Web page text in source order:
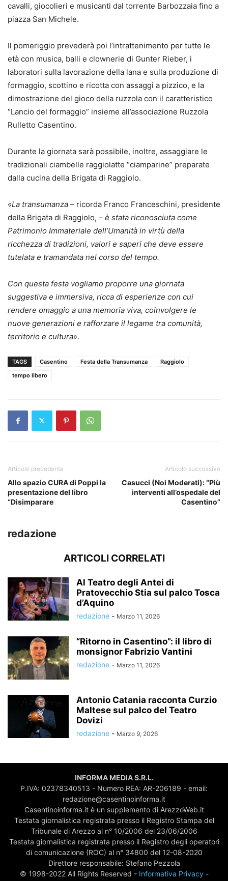
cavalli, giocolieri e musicanti dal torrente Barbozzaia fino a
piazza San Michele.
Il pomeriggio prevederà poi l’intrattenimento per tutte le
età con musica, balli e clownerie di Gunter Rieber, i
laboratori sulla lavorazione della lana e sulla produzione di
formaggio, scottino e ricotta con assaggi a pizzico, e la
dimostrazione del gioco della ruzzola con il caratteristico
“Lancio del formaggio” insieme all’associazione Ruzzola
Rulletto Casentino.
Durante la giornata sarà possibile, inoltre, assaggiare le
tradizionali ciambelle raggiolatte “ciamparine” preparate
dalla cucina della Brigata di Raggiolo.
«La transumanza – ricorda Franco Franceschini, presidente
della Brigata di Raggiolo, – è stata riconosciuta come
Patrimonio Immateriale dell’Umanità in virtù della
ricchezza di tradizioni, valori e saperi che deve essere
tutelata e tramandata nel corso del tempo.
Con questa festa vogliamo proporre una giornata
suggestiva e immersiva, ricca di esperienze con cui
rendere omaggio a una memoria viva, coinvolgere le
nuove generazioni e rafforzare il legame tra comunità,
territorio e cultura».
TAGS Casentino Festa della Transumanza
Raggiolo
tempo libero
Articolo precedente
Allo spazio CURA di Poppi la
presentazione del libro
“Disimparare
Articolo successivo
Casucci (Noi Moderati): “Più
interventi all’ospedale del
Casentino”
redazione
ARTICOLI CORRELATI
Al Teatro degli Antei di
Pratovecchio Stia sul palco Tosca
d’Aquino
redazione - Marzo 11, 2026
“Ritorno in Casentino”: il libro di
monsignor Fabrizio Vantini
redazione - Marzo 11, 2026
Antonio Catania racconta Curzio
Maltese sul palco del Teatro
Dovizi
redazione - Marzo 9, 2026
INFORMA MEDIA S.R.L.
P.IVA: 02378340513 - Numero REA: AR-206189 - email:
redazione@casentinoinforma.it
Casentinoinforma.it è un supplemento di ArezzoWeb.it
Testata giornalistica registrata presso il Registro Stampa del
Tribunale di Arezzo al n° 10/2006 del 23/06/2006
Testata giornalistica registrata presso il Registro degli operatori
di comunicazione (ROC) al n° 34800 del 12-08-2020
Direttore responsabile: Stefano Pezzola
© 1998-2022 All Rights Reserved - Informativa Privacy-